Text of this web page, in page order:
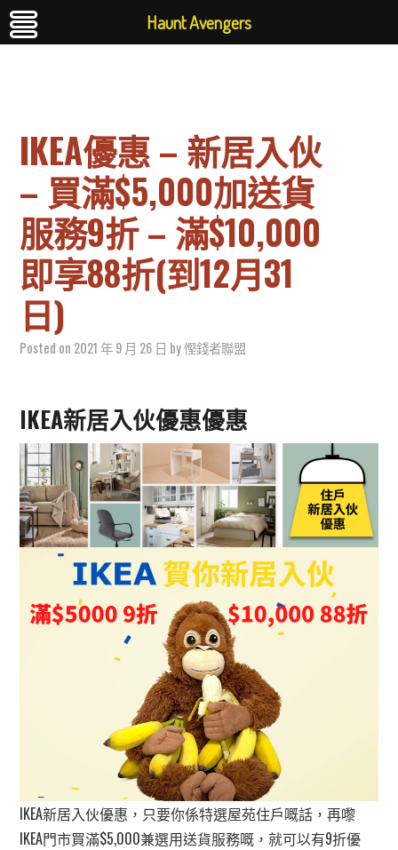
IKEA優惠 – 新居入伙
– 買滿$5,000加送貨
服務9折 – 滿$10,000
即享88折(到12月31
日)
Posted on 2021 年 9 月 26 日 by慳錢者聯盟
IKEA新居入伙優惠優惠
IKEA新居入伙優惠，只要你係特選屋苑住戶嘅話，再嚟
IKEA門市買滿$5,000兼選用送貨服務嘅，就可以有9折優
Haunt Avengers